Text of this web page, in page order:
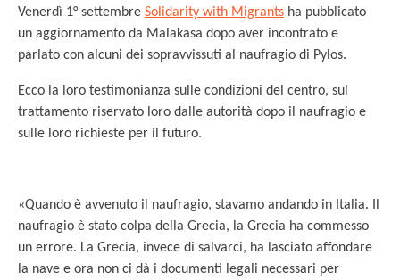
Venerdì 1° settembre Solidarity with Migrants ha pubblicato
un aggiornamento da Malakasa dopo aver incontrato e
parlato con alcuni dei sopravvissuti al naufragio di Pylos.
Ecco la loro testimonianza sulle condizioni del centro, sul
trattamento riservato loro dalle autorità dopo il naufragio e
sulle loro richieste per il futuro.
«Quando è avvenuto il naufragio, stavamo andando in Italia. Il
naufragio è stato colpa della Grecia, la Grecia ha commesso
un errore. La Grecia, invece di salvarci, ha lasciato affondare
la nave e ora non ci dà i documenti legali necessari per